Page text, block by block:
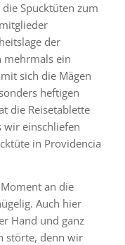
Spucktüten zum
der
mehrmals ein
sich die Mägen
heftigen
die Reisetablette
wir einschliefen
in Providencia
an die
Auch hier
Hand und ganz
störte, denn wir